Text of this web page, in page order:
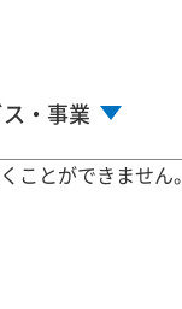
・事業
ことができません。